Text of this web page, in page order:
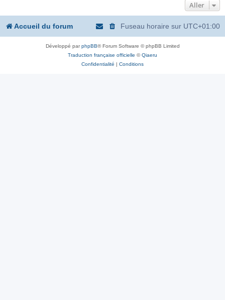
e
Aller
Accueil du forum Fuseau horaire sur UTC+01:00
Développé parphpBB® Forum Software © phpBB Limited
Traduction française officielle ©Qiaeru
Confidentialité | Conditions